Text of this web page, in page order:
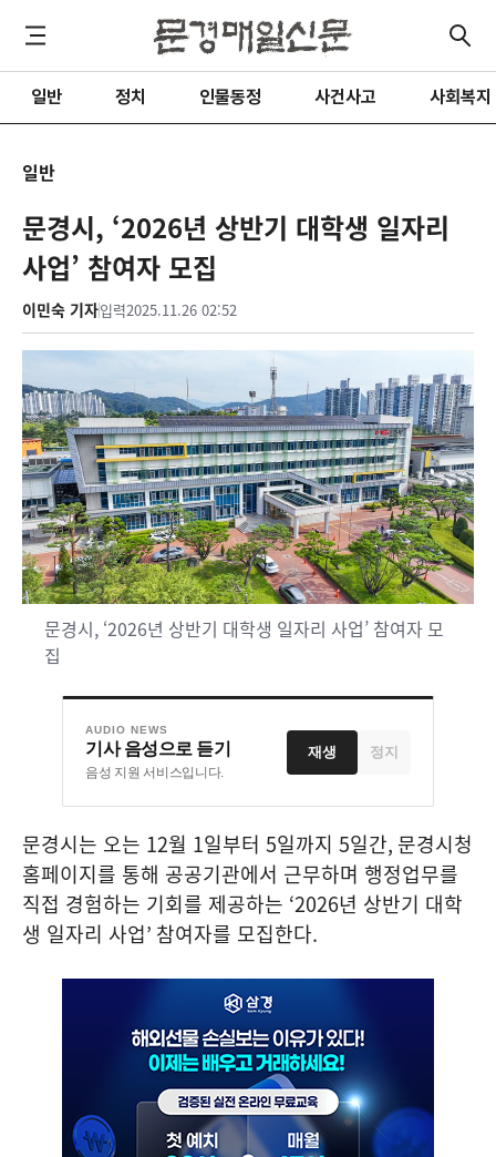
일반 정치 인물동정 사건사고 사회복지
일반
문경시, ‘2026년 상반기 대학생 일자리
사업’ 참여자 모집
이민숙 기자입력2025.11.26 02:52
문경시, ‘2026년 상반기 대학생 일자리 사업’ 참여자 모
집
AUDIO NEWS
기사 음성으로 듣기
음성 지원 서비스입니다.
재생 정지
문경시는 오는 12월 1일부터 5일까지 5일간, 문경시청
홈페이지를 통해 공공기관에서 근무하며 행정업무를
직접 경험하는 기회를 제공하는 ‘2026년 상반기 대학
생 일자리 사업’ 참여자를 모집한다.